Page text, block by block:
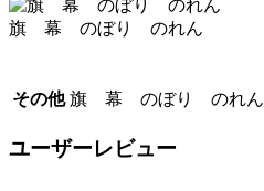
旗 幕 のぼり のれん
その他 旗 幕 のぼり のれん
ユーザーレビュー